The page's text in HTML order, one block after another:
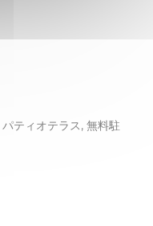
ティオテラス, 無料駐